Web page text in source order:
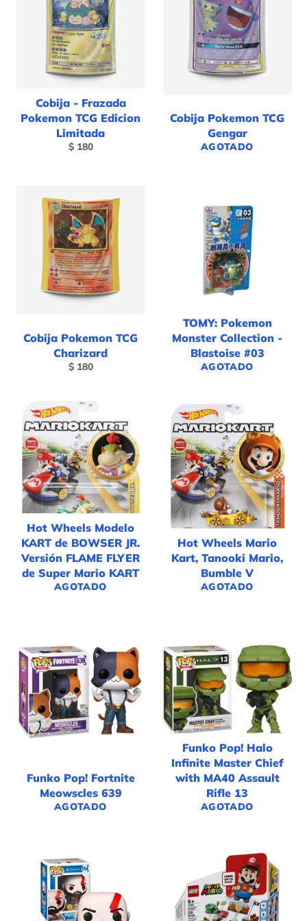
Cobija - Frazada
Pokemon TCG Edicion
Limitada
Precio
$ 180
Cobija Pokemon TCG
Gengar
AGOTADO
Cobija Pokemon TCG
Charizard
Precio
$ 180
TOMY: Pokemon
Monster Collection -
Blastoise #03
AGOTADO
Hot Wheels Modelo
KART de BOWSER JR.
Versión FLAME FLYER
de Super Mario KART
AGOTADO
Hot Wheels Mario
Kart, Tanooki Mario,
Bumble V
AGOTADO
Funko Pop! Fortnite
Meowscles 639
AGOTADO
Funko Pop! Halo
Infinite Master Chief
with MA40 Assault
Rifle 13
AGOTADO